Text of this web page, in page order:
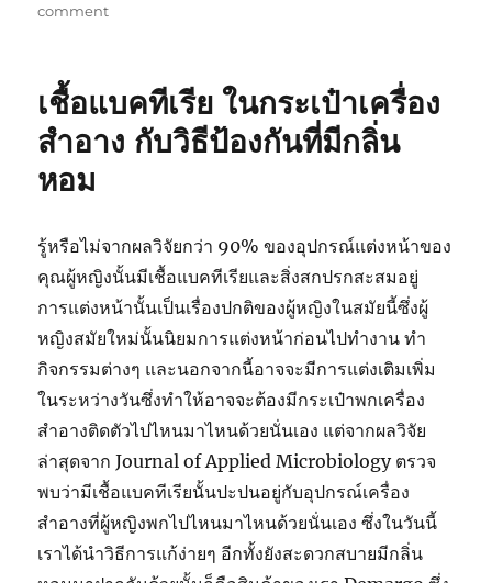
commenton
เชื้อ
จุลชีพ
แบบ
จัด
เก็บ
และ
ขนส่ง
เชื้อแบคทีเรีย ในกระเป๋าเครื่อง
สำอาง กับวิธีป้องกันที่มีกลิ่น
หอม
รู้หรือไม่จากผลวิจัยกว่า 90% ของอุปกรณ์แต่งหน้าของ
คุณผู้หญิงนั้นมีเชื้อแบคทีเรียและสิ่งสกปรกสะสมอยู่
การแต่งหน้านั้นเป็นเรื่องปกติของผู้หญิงในสมัยนี้ซึ่งผู้
หญิงสมัยใหม่นั้นนิยมการแต่งหน้าก่อนไปทำงาน ทำ
กิจกรรมต่างๆ และนอกจากนี้อาจจะมีการแต่งเติมเพิ่ม
ในระหว่างวันซึ่งทำให้อาจจะต้องมีกระเป๋าพกเครื่อง
สำอางติดตัวไปไหนมาไหนด้วยนั่นเอง แต่จากผลวิจัย
ล่าสุดจาก Journal of Applied Microbiology ตรวจ
พบว่ามีเชื้อแบคทีเรียนั้นปะปนอยู่กับอุปกรณ์เครื่อง
สำอางที่ผู้หญิงพกไปไหนมาไหนด้วยนั่นเอง ซึ่งในวันนี้
เราได้นำวิธีการแก้ง่ายๆ อีกทั้งยังสะดวกสบายมีกลิ่น